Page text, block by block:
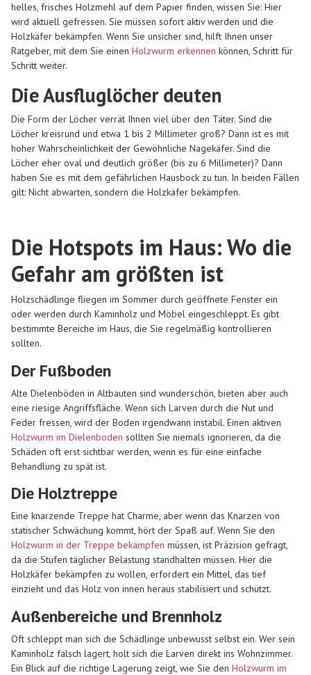
helles, frisches Holzmehl auf dem Papier finden, wissen Sie: Hier
wird aktuell gefressen. Sie müssen sofort aktiv werden und die
Holzkäfer bekämpfen. Wenn Sie unsicher sind, hilft Ihnen unser
Ratgeber, mit dem Sie einen Holzwurm erkennen können, Schritt für
Schritt weiter.
Die Ausfluglöcher deuten
Die Form der Löcher verrät Ihnen viel über den Täter. Sind die
Löcher kreisrund und etwa 1 bis 2 Millimeter groß? Dann ist es mit
hoher Wahrscheinlichkeit der Gewöhnliche Nagekäfer. Sind die
Löcher eher oval und deutlich größer (bis zu 6 Millimeter)? Dann
haben Sie es mit dem gefährlichen Hausbock zu tun. In beiden Fällen
gilt: Nicht abwarten, sondern die Holzkäfer bekämpfen.
Die Hotspots im Haus: Wo die
Gefahr am größten ist
Holzschädlinge fliegen im Sommer durch geöffnete Fenster ein
oder werden durch Kaminholz und Möbel eingeschleppt. Es gibt
bestimmte Bereiche im Haus, die Sie regelmäßig kontrollieren
sollten.
Der Fußboden
Alte Dielenböden in Altbauten sind wunderschön, bieten aber auch
eine riesige Angriffsfläche. Wenn sich Larven durch die Nut und
Feder fressen, wird der Boden irgendwann instabil. Einen aktiven
Holzwurm im Dielenboden sollten Sie niemals ignorieren, da die
Schäden oft erst sichtbar werden, wenn es für eine einfache
Behandlung zu spät ist.
Die Holztreppe
Eine knarzende Treppe hat Charme, aber wenn das Knarzen von
statischer Schwächung kommt, hört der Spaß auf. Wenn Sie den
Holzwurm in der Treppe bekämpfen müssen, ist Präzision gefragt,
da die Stufen täglicher Belastung standhalten müssen. Hier die
Holzkäfer bekämpfen zu wollen, erfordert ein Mittel, das tief
einzieht und das Holz von innen heraus stabilisiert und schützt.
Außenbereiche und Brennholz
Oft schleppt man sich die Schädlinge unbewusst selbst ein. Wer sein
Kaminholz falsch lagert, holt sich die Larven direkt ins Wohnzimmer.
Ein Blick auf die richtige Lagerung zeigt, wie Sie den Holzwurm im